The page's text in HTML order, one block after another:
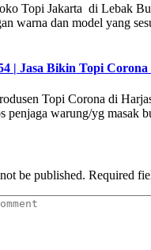
Topi Jakarta di Lebak
warna dan model yang
| Jasa Bikin Topi
Topi Corona di
penjaga warung/yg masak
be published. Required